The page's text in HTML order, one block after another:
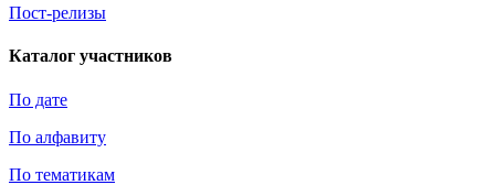
Пост-релизы
Каталог участников
По дате
По алфавиту
По тематикам